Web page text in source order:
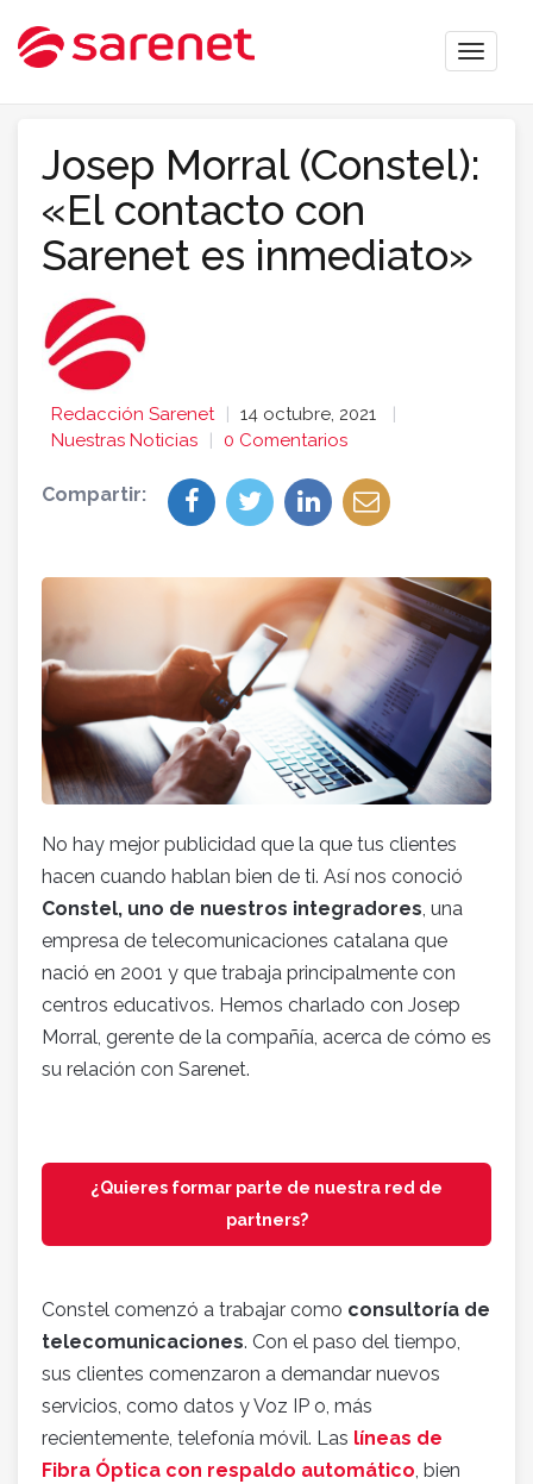
Toggle
Josep Morral (Constel):
«El contacto con
Sarenet es inmediato»
Redacción Sarenet
14 octubre, 2021
Nuestras Noticias
0 Comentarios
Compartir:
No hay mejor publicidad que la que tus clientes
hacen cuando hablan bien de ti. Así nos conoció
Constel, uno de nuestros integradores, una
empresa de telecomunicaciones catalana que
nació en 2001 y que trabaja principalmente con
centros educativos. Hemos charlado con Josep
Morral, gerente de la compañía, acerca de cómo es
su relación con Sarenet.
¿Quieres formar parte de nuestra red de
partners?
Constel comenzó a trabajar como consultoría de
telecomunicaciones. Con el paso del tiempo,
sus clientes comenzaron a demandar nuevos
servicios, como datos y Voz IP o, más
recientemente, telefonía móvil. Las líneas de
Fibra Óptica con respaldo automático, bien